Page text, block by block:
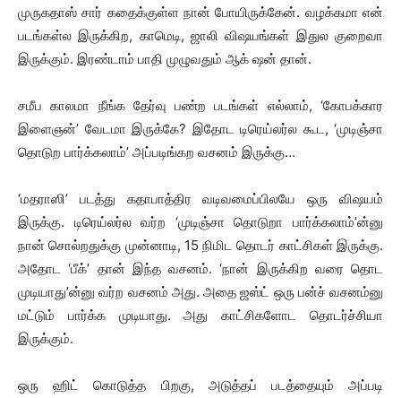
முருகதாஸ் சார் கதைக்குள்ள நான் போயிருக்கேன். வழக்கமா என்
படங்கள்ல இருக்கிற, காமெடி, ஜாலி விஷயங்கள் இதுல குறைவா
இருக்கும். இரண்டாம் பாதி முழுவதும் ஆக் ஷன் தான்.
சமீப காலமா நீங்க தேர்வு பண்ற படங்கள் எல்லாம், ‘கோபக்கார
இளைஞன்’ வேடமா இருக்கே? இதோட டிரெய்லர்ல கூட, ‘முடிஞ்சா
தொடுற பார்க்கலாம்’ அப்படிங்கற வசனம் இருக்கு…
‘மதராஸி’ படத்து கதாபாத்திர வடிவமைப்பிலயே ஒரு விஷயம்
இருக்கு. டிரெய்லர்ல வர்ற ‘முடிஞ்சா தொடுறா பார்க்கலாம்’ன்னு
நான் சொல்றதுக்கு முன்னாடி, 15 நிமிட தொடர் காட்சிகள் இருக்கு.
அதோட ‘பீக்’ தான் இந்த வசனம். ‘நான் இருக்கிற வரை தொட
முடியாது’ன்னு வர்ற வசனம் அது. அதை ஜஸ்ட் ஒரு பன்ச் வசனம்னு
மட்டும் பார்க்க முடியாது. அது காட்சிகளோட தொடர்ச்சியா
இருக்கும்.
ஒரு ஹிட் கொடுத்த பிறகு, அடுத்தப் படத்தையும் அப்படி